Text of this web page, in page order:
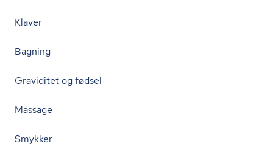
Klaver
Bagning
Graviditet og fødsel
Massage
Smykker